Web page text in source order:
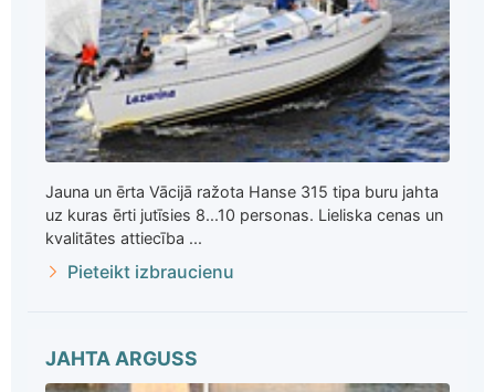
Jauna un ērta Vācijā ražota Hanse 315 tipa buru jahta
uz kuras ērti jutīsies 8...10 personas. Lieliska cenas un
kvalitātes attiecība ...
Pieteikt izbraucienu
JAHTA ARGUSS